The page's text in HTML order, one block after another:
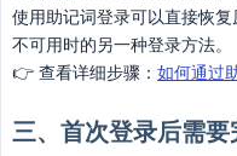
使用助记词登录可以直接恢
不可用时的另一种登录方法。
👉 查看详细步骤： 如何通过
三、首次登录后需